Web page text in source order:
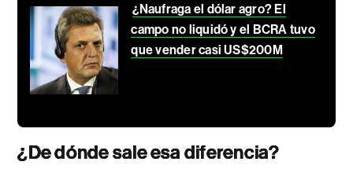
¿Naufraga el dólar agro? El
campo no liquidó y el BCRA tuvo
que vender casi US$200M
¿De dónde sale esa diferencia?